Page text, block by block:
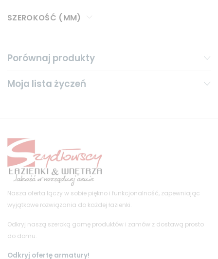
SZEROKOŚĆ (MM)
Porównaj produkty
Moja lista życzeń
Nasza oferta łączy w sobie piękno i funkcjonalność, zapewniając
wyjątkowe rozwiązania do każdej łazienki.
Odkryj naszą szeroką gamę produktów i zamów z dostawą prosto
do domu.
Odkryj ofertę armatury!